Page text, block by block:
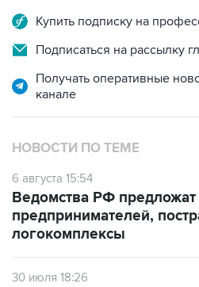
Купить подписку на
Подписаться на рассылку
Получать оперативные
канале
НОВОСТИ ПО ТЕМЕ
6 августа 15:54
Ведомства РФ
предпринимателей,
логокомплексы
30 июля 18:26